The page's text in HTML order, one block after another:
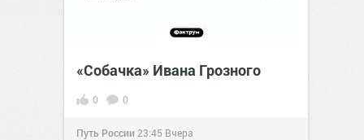
«Собачка» Ивана Грозного
0 0
Путь России 23:45 Вчера